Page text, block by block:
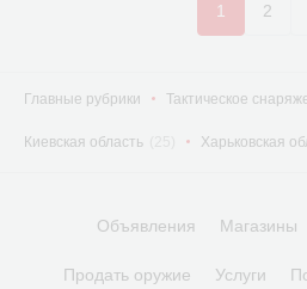
1 2
Главные рубрики Тактическое
Киевская область Харьковская
Объявления Магазины
Продать оружие Услуги